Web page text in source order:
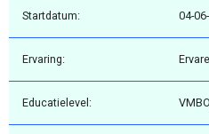
Startdatum: 04-
Ervaring:
Educatielevel: